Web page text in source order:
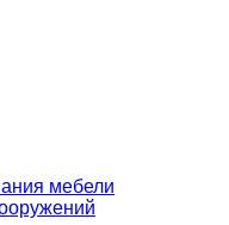
мебели